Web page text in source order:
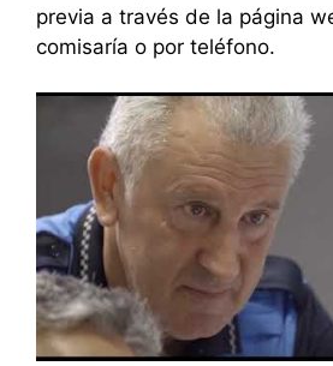
previa a través de la página
comisaría o por teléfono.